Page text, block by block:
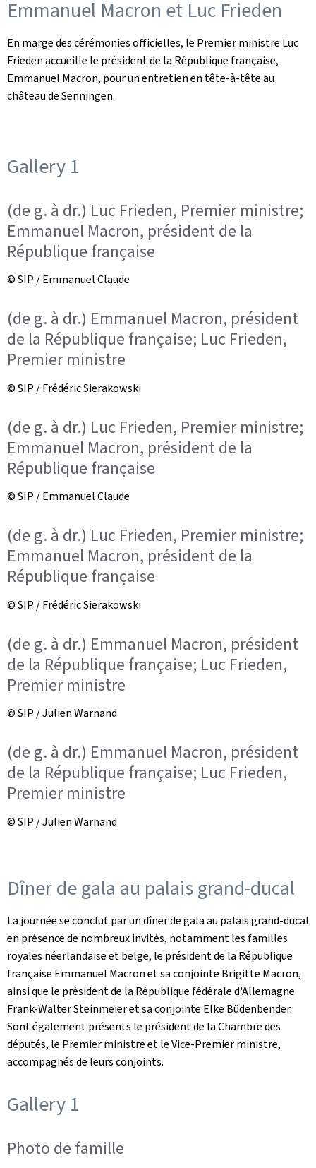
Emmanuel Macron et Luc Frieden
En marge des cérémonies officielles, le Premier ministre Luc
Frieden accueille le président de la République française,
Emmanuel Macron, pour un entretien en tête-à-tête au
château de Senningen.
Gallery 1
(de g. à dr.) Luc Frieden, Premier ministre;
Emmanuel Macron, président de la
République française
© SIP / Emmanuel Claude
(de g. à dr.) Emmanuel Macron, président
de la République française; Luc Frieden,
Premier ministre
© SIP / Frédéric Sierakowski
(de g. à dr.) Luc Frieden, Premier ministre;
Emmanuel Macron, président de la
République française
© SIP / Emmanuel Claude
(de g. à dr.) Luc Frieden, Premier ministre;
Emmanuel Macron, président de la
République française
© SIP / Frédéric Sierakowski
(de g. à dr.) Emmanuel Macron, président
de la République française; Luc Frieden,
Premier ministre
© SIP / Julien Warnand
(de g. à dr.) Emmanuel Macron, président
de la République française; Luc Frieden,
Premier ministre
© SIP / Julien Warnand
Dîner de gala au palais grand-ducal
La journée se conclut par un dîner de gala au palais grand-ducal
en présence de nombreux invités, notamment les familles
royales néerlandaise et belge, le président de la République
française Emmanuel Macron et sa conjointe Brigitte Macron,
ainsi que le président de la République fédérale d'Allemagne
Frank-Walter Steinmeier et sa conjointe Elke Büdenbender.
Sont également présents le président de la Chambre des
députés, le Premier ministre et le Vice-Premier ministre,
accompagnés de leurs conjoints.
Gallery 1
Photo de famille